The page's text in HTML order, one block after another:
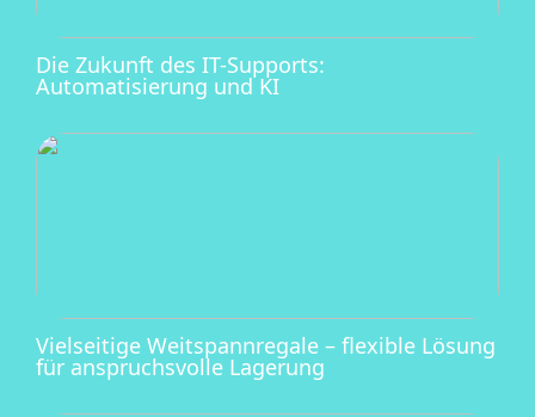
Die Zukunft des IT-Supports:
Automatisierung und KI
Vielseitige Weitspannregale – flexible Lösung
für anspruchsvolle Lagerung